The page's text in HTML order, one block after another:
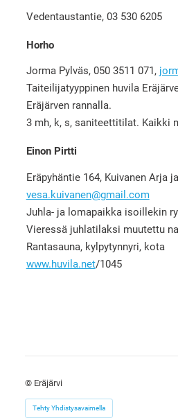
Vedentaustantie, 03 530 6205
Horho
Jorma Pylväs, 050 3511 071,
Taiteilijatyyppinen huvila
Eräjärven rannalla.
3 mh, k, s, saniteettitilat. Kaikki
Einon Pirtti
Eräpyhäntie 164, Kuivanen Arja
vesa.kuivanen@gmail.com
Juhla- ja lomapaikka isoillekin
Vieressä juhlatilaksi muutettu
Rantasauna, kylpytynnyri, kota
www.huvila.net/1045
© Eräjärvi
Tehty Yhdistysavaimella